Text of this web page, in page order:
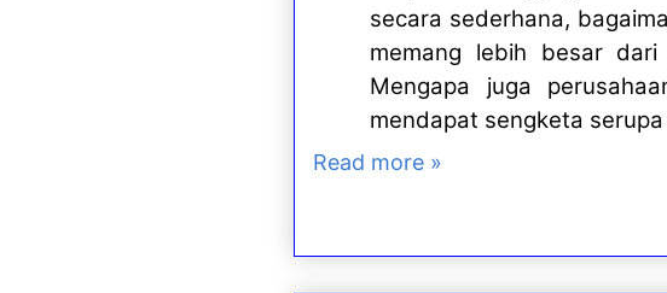
secara sederhana,
memang lebih besar
Mengapa juga
mendapat sengketa
Read more »